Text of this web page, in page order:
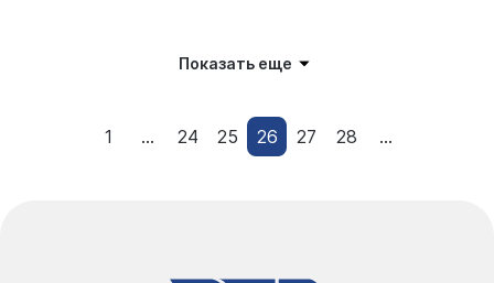
Показать еще
1 ... 24 25 26 27 28 ...